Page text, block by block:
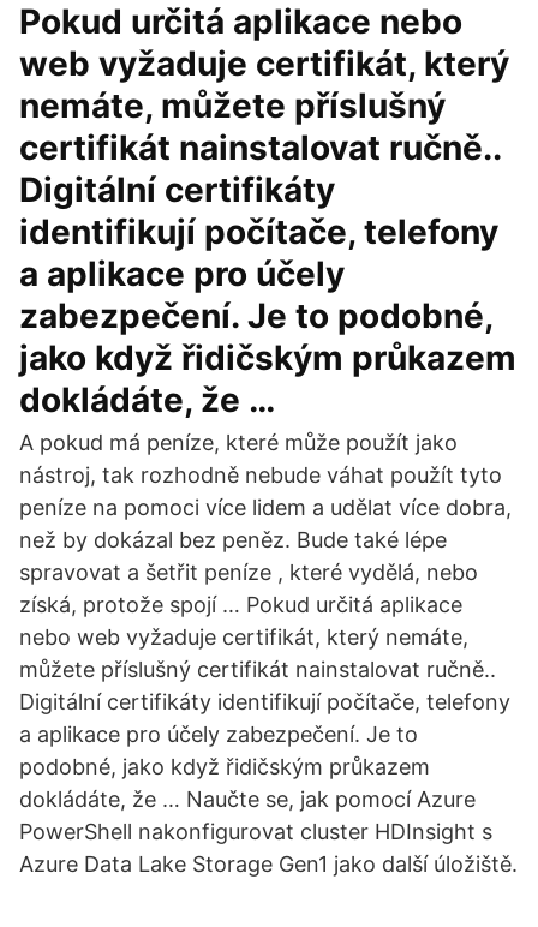
Pokud určitá aplikace nebo
web vyžaduje certifikát, který
nemáte, můžete příslušný
certifikát nainstalovat ručně..
Digitální certifikáty
identifikují počítače, telefony
a aplikace pro účely
zabezpečení. Je to podobné,
jako když řidičským průkazem
dokládáte, že …
A pokud má peníze, které může použít jako
nástroj, tak rozhodně nebude váhat použít tyto
peníze na pomoci více lidem a udělat více dobra,
než by dokázal bez peněz. Bude také lépe
spravovat a šetřit peníze , které vydělá, nebo
získá, protože spojí … Pokud určitá aplikace
nebo web vyžaduje certifikát, který nemáte,
můžete příslušný certifikát nainstalovat ručně..
Digitální certifikáty identifikují počítače, telefony
a aplikace pro účely zabezpečení. Je to
podobné, jako když řidičským průkazem
dokládáte, že … Naučte se, jak pomocí Azure
PowerShell nakonfigurovat cluster HDInsight s
Azure Data Lake Storage Gen1 jako další úložiště.